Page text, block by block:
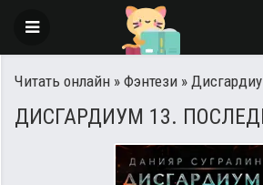
Читать онлайн » Фэнтези »
ДИСГАРДИУМ 13.